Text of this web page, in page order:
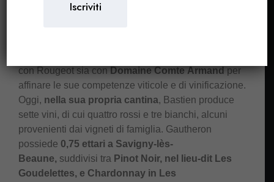
Borgogna, fondato da
con Rougeot sia con Domaine Comte Armand per
affinare le sue competenze viticole e di vinificazione.
Oggi, nella sua propria cantina, Bastien produce
sette vini, di cui quattro rossi e tre bianchi, alcuni
provenienti dai vigneti di famiglia. Gautheron
possiede 0,75 ettari a Savigny-lès-
Beaune, suddivisi tra Pinot Noir, nel lieu-dit Les
Goudelettes, e Chardonnay in Les